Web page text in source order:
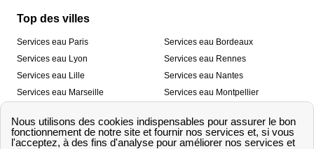
Top des villes
Services eau Paris
Services eau Lyon
Services eau Lille
Services eau Marseille
Services eau Toulon
Services eau Bordeaux
Services eau Rennes
Services eau Nantes
Services eau Montpellier
Services eau Strasbourg